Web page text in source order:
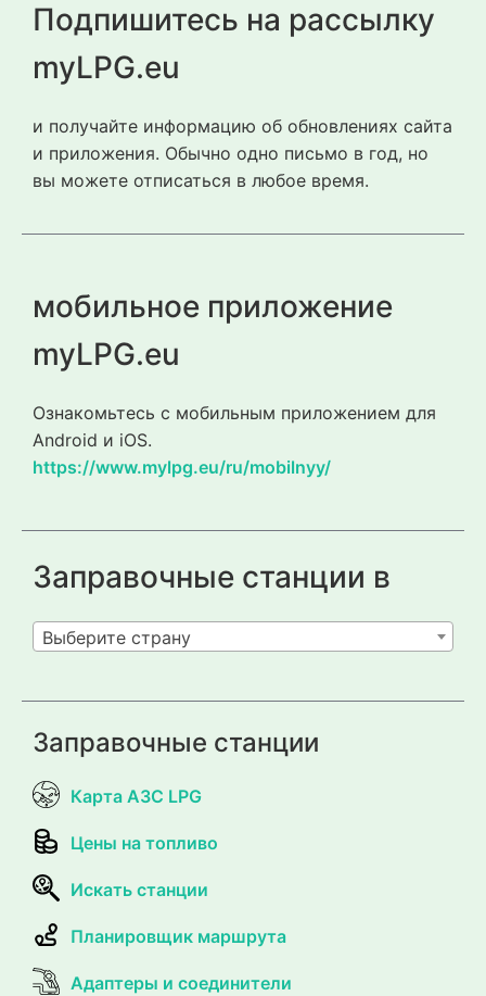
Подпишитесь на рассылку
myLPG.eu
и получайте информацию об обновлениях сайта
и приложения. Обычно одно письмо в год, но
вы можете отписаться в любое время.
мобильное приложение
myLPG.eu
Ознакомьтесь с мобильным приложением для
Android и iOS.
https://www.mylpg.eu/ru/mobilnyy/
Заправочные станции в
Выберите страну
Заправочные станции
Карта АЗС LPG
Цены на топливо
Искать станции
Планировщик маршрута
Адаптеры и соединители